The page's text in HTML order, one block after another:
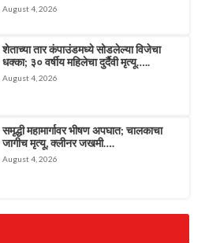
August 4, 2026
शेताच्या तार कंपाउंडमध्ये सोडलेल्या विजेचा
धक्का; ३० वर्षीय महिलेचा दुर्दैवी मृत्यू…..
August 4, 2026
समृद्धी महामार्गावर भीषण अपघात; चालकाचा
जागीच मृत्यू, क्लीनर जखमी….
August 4, 2026